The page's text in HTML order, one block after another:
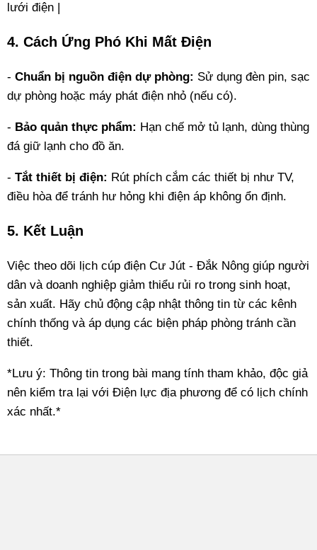
lưới điện |
4. Cách Ứng Phó Khi Mất Điện
- Chuẩn bị nguồn điện dự phòng: Sử dụng đèn pin, sạc
dự phòng hoặc máy phát điện nhỏ (nếu có).
- Bảo quản thực phẩm: Hạn chế mở tủ lạnh, dùng thùng
đá giữ lạnh cho đồ ăn.
- Tắt thiết bị điện: Rút phích cắm các thiết bị như TV,
điều hòa để tránh hư hỏng khi điện áp không ổn định.
5. Kết Luận
Việc theo dõi lịch cúp điện Cư Jút - Đắk Nông giúp người
dân và doanh nghiệp giảm thiểu rủi ro trong sinh hoạt,
sản xuất. Hãy chủ động cập nhật thông tin từ các kênh
chính thống và áp dụng các biện pháp phòng tránh cần
thiết.
*Lưu ý: Thông tin trong bài mang tính tham khảo, độc giả
nên kiểm tra lại với Điện lực địa phương để có lịch chính
xác nhất.*